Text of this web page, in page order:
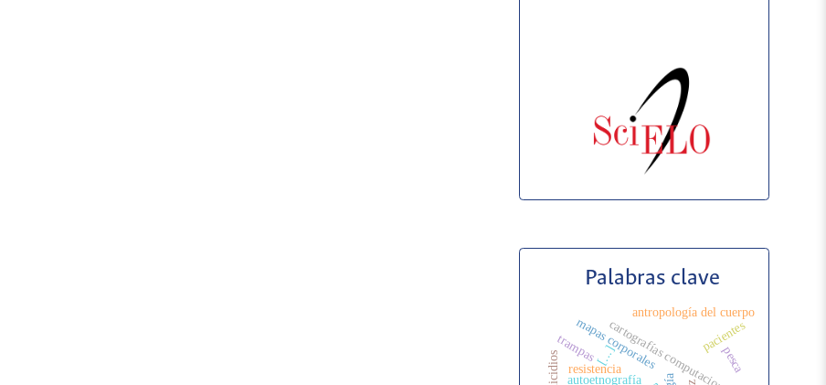
Palabras clave
[...]
autoetnografíacartografías computacionales
mapas corporales
antropología del cuerpo
pacientes
resistencia pesca
trampas